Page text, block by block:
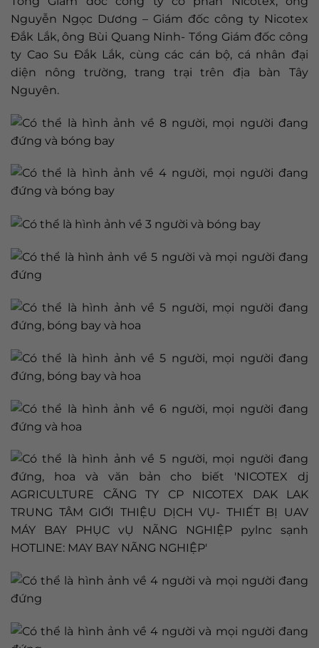
Nguyễn Ngọc Dương – Giám đốc công ty Nicotex
Đắk Lắk, ông Bùi Quang Ninh- Tổng Giám đốc công
ty Cao Su Đắk Lắk, cùng các cán bộ, cá nhân đại
diện nông trường, trang trại trên địa bàn Tây
Nguyên.